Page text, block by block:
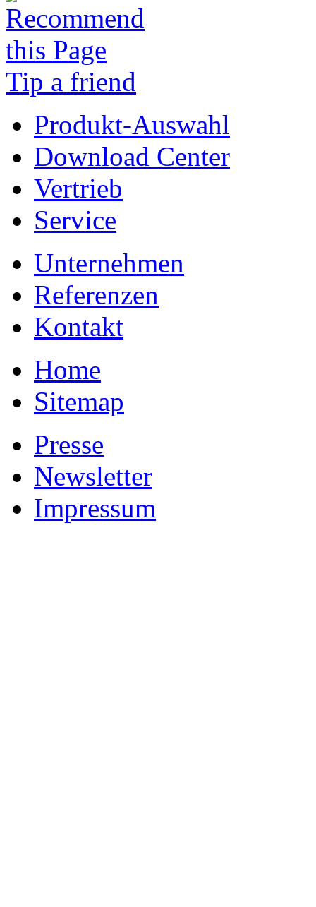
Tip a friend
Produkt-Auswahl
Download Center
Vertrieb
Service
Unternehmen
Referenzen
Kontakt
Home
Sitemap
Presse
Newsletter
Impressum